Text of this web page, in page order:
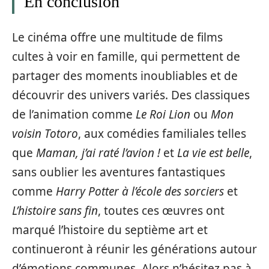
Le cinéma offre une multitude de films
cultes à voir en famille, qui permettent de
partager des moments inoubliables et de
découvrir des univers variés. Des classiques
de l’animation comme Le Roi Lion ou Mon
voisin Totoro, aux comédies familiales telles
que Maman, j’ai raté l’avion ! etLa vie est belle,
sans oublier les aventures fantastiques
comme Harry Potter à l’école des sorciers et
L’histoire sans fin, toutes ces œuvres ont
marqué l’histoire du septième art et
continueront à réunir les générations autour